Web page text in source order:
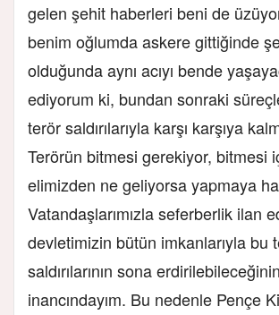
gelen şehit haberleri beni de
benim oğlumda askere gittiğinde
olduğunda aynı acıyı bende
ediyorum ki, bundan sonraki
terör saldırılarıyla karşı karşıya
Terörün bitmesi gerekiyor, bitmesi
elimizden ne geliyorsa yapmaya
Vatandaşlarımızla seferberlik ilan
devletimizin bütün imkanlarıyla bu
saldırılarının sona erdirilebileceğinin
inancındayım. Bu nedenle Pençe